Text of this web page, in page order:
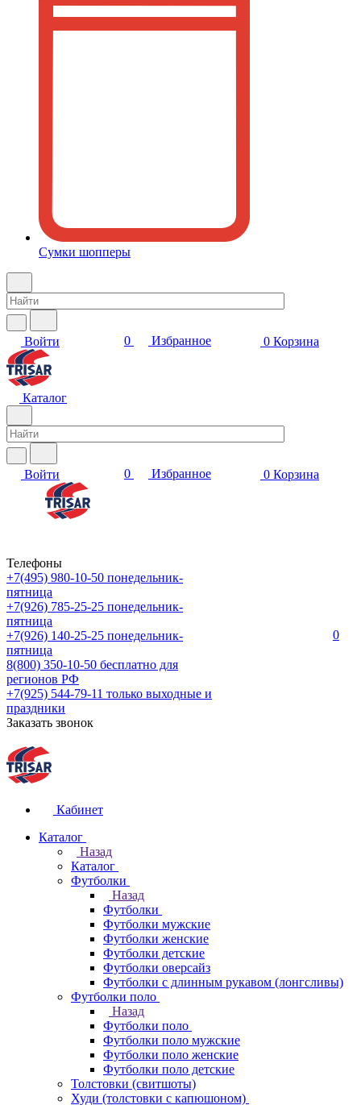
Сумки шопперы
Войти 0 Избранное 0 Корзина
Каталог
Войти 0 Избранное 0 Корзина
Телефоны
+7(495) 980-10-50 понедельник-
пятница
+7(926) 785-25-25 понедельник-
пятница
+7(926) 140-25-25 понедельник-
пятница
8(800) 350-10-50 бесплатно для
регионов РФ
+7(925) 544-79-11 только выходные и
праздники
Заказать звонок
0
Кабинет
Каталог
Назад
Каталог
Футболки
Назад
Футболки
Футболки мужские
Футболки женские
Футболки детские
Футболки оверсайз
Футболки с длинным рукавом (лонгсливы)
Футболки поло
Назад
Футболки поло
Футболки поло мужские
Футболки поло женские
Футболки поло детские
Толстовки (свитшоты)
Худи (толстовки с капюшоном)